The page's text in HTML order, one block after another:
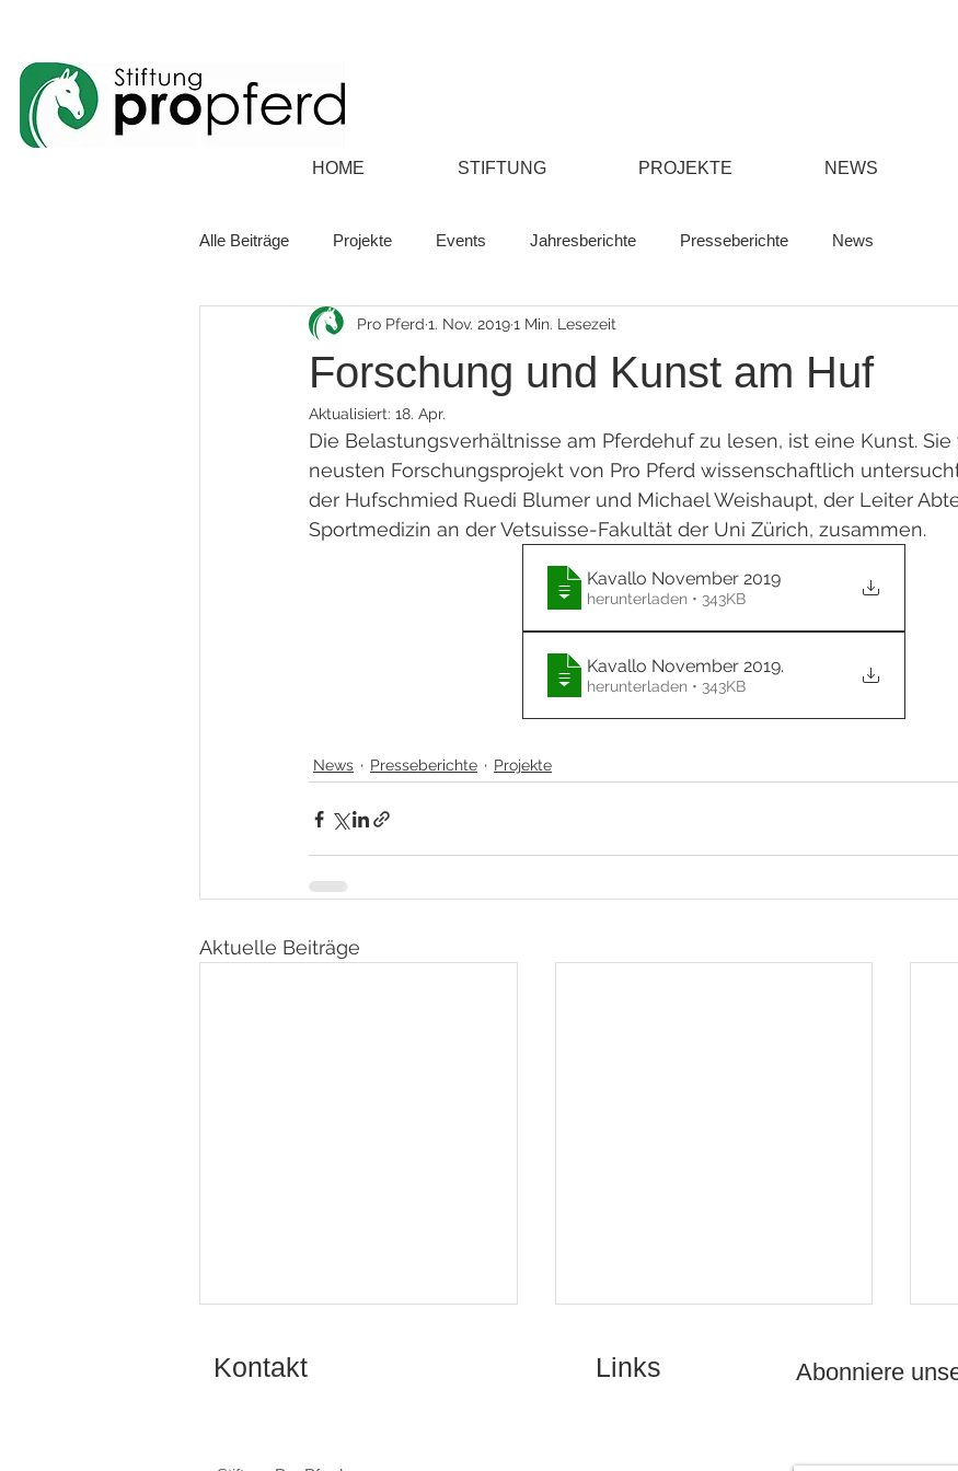
HOME STIFTUNG PROJEKTE NEWS
Alle Beiträge Projekte Events Jahresberichte Presseberichte News
Forschung und Kunst am Huf
Pro Pferd 1. Nov. 20191 Min. Lesezeit
Aktualisiert: 18. Apr.
Die Belastungsverhältnisse am Pferdehuf zu lesen, ist eine Kunst.
neusten Forschungsprojekt von Pro Pferd wissenschaftlich
der Hufschmied Ruedi Blumer und Michael Weishaupt, der Leiter
Sportmedizin an der Vetsuisse-Fakultät der Uni Zürich, zusammen.
Kavallo November 2019
herunterladen • 343KB
Kavallo November 2019.
herunterladen • 343KB
News Presseberichte Projekte
Aktuelle Beiträge
Kontakt Links Abonniere